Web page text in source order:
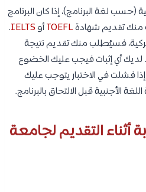
(حسب لغة البرنامج)، إذا كان البرنامج
منك تقديم شهادةTOEFLأوIELTS
.
التركية، فسيُطلب منك تقديم نتيجة
لديك أي إثبات فيجب عليك الخضوع
فشلت في الاختبار يتوجب عليك
الأجنبية قبل الالتحاق بالبرنامج.
أثناء التقديم لجامعة